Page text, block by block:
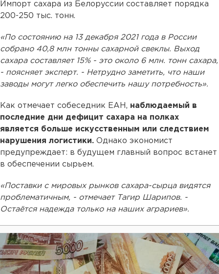
Импорт сахара из Белоруссии составляет порядка
200-250 тыс. тонн.
«По состоянию на 13 декабря 2021 года в России
собрано 40,8 млн тонны сахарной свеклы. Выход
сахара составляет 15% - это около 6 млн. тонн сахара,
- поясняет эксперт. - Нетрудно заметить, что наши
заводы могут легко обеспечить нашу потребность».
Как отмечает собеседник ЕАН, наблюдаемый в
последние дни дефицит сахара на полках
является больше искусственным или следствием
нарушения логистики. Однако экономист
предупреждает: в будущем главный вопрос встанет
в обеспечении сырьем.
«Поставки с мировых рынков сахара-сырца видятся
проблематичным, - отмечает Тагир Шарипов. -
Остаётся надежда только на наших аграриев».